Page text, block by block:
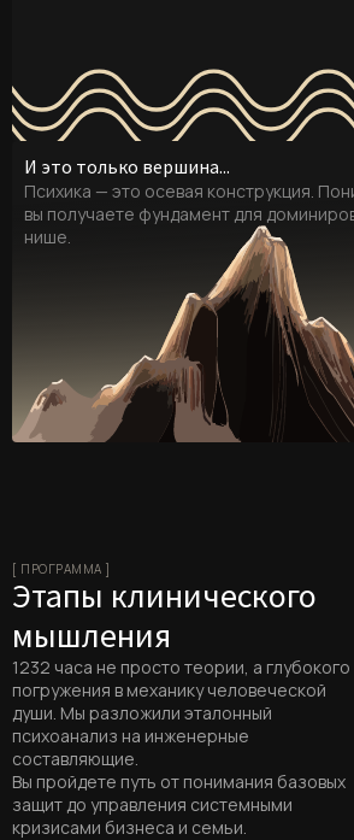
И это только вершина...
Психика — это осевая конструкция.
вы получаете фундамент для
нише.
[ ПРОГРАММА ]
Этапы клинического
мышления
1232 часа не просто теории, а глубокого
погружения в механику человеческой
души. Мы разложили эталонный
психоанализ на инженерные
составляющие.
Вы пройдете путь от понимания базовых
защит до управления системными
кризисами бизнеса и семьи.